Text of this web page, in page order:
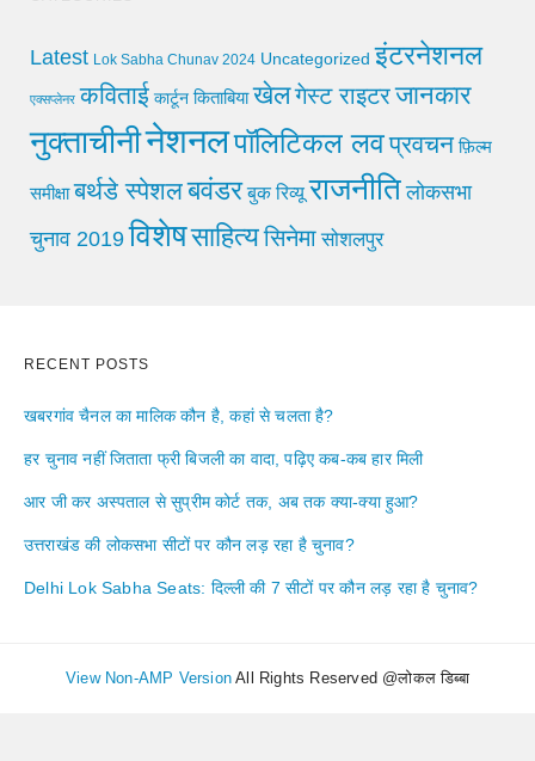
Latest Lok Sabha Chunav 2024 Uncategorized इंटरनेशनल
एक्सप्लेनर कविताई कार्टून किताबिया खेलगेस्ट राइटरजानकार
नुक्ताचीनीनेशनलपॉलिटिकल लवप्रवचन फ़िल्म
समीक्षा बर्थडे स्पेशलबवंडर बुक रिव्यू राजनीति लोकसभा
चुनाव 2019 विशेषसाहित्यसिनेमा सोशलपुर
RECENT POSTS
खबरगांव चैनल का मालिक कौन है, कहां से चलता है?
हर चुनाव नहीं जिताता फ्री बिजली का वादा, पढ़िए कब-कब हार मिली
आर जी कर अस्पताल से सुप्रीम कोर्ट तक, अब तक क्या-क्या हुआ?
उत्तराखंड की लोकसभा सीटों पर कौन लड़ रहा है चुनाव?
Delhi Lok Sabha Seats: दिल्ली की 7 सीटों पर कौन लड़ रहा है चुनाव?
View Non-AMP Version All Rights Reserved @लोकल डिब्बा